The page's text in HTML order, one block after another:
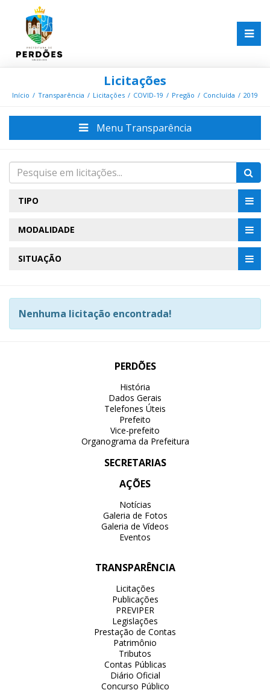
Licitações
Início Transparência Licitações COVID-19 Pregão Concluída 2019
Menu Transparência
TIPO
MODALIDADE
SITUAÇÃO
Nenhuma licitação encontrada!
PERDÕES
História
Dados Gerais
Telefones Úteis
Prefeito
Vice-prefeito
Organograma da Prefeitura
SECRETARIAS
AÇÕES
Notícias
Galeria de Fotos
Galeria de Vídeos
Eventos
TRANSPARÊNCIA
Licitações
Publicações
PREVIPER
Legislações
Prestação de Contas
Patrimônio
Tributos
Contas Públicas
Diário Oficial
Concurso Público